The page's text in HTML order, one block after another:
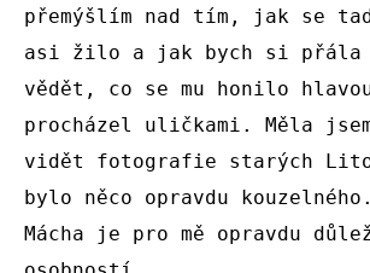
přemýšlím nad tím, jak se
asi žilo a jak bych si přála
vědět, co se mu honilo
procházel uličkami. Měla
vidět fotografie starých
bylo něco opravdu
Mácha je pro mě opravdu